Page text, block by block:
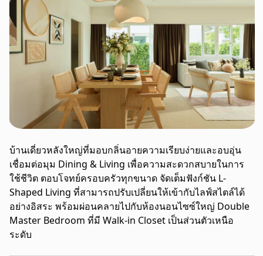
บ้านเดี่ยวหลังใหญ่ที่มอบกลิ่นอายความเรียบง่ายและอบอุ่น
เชื่อมต่อมุม Dining & Living เพื่อความสะดวกสบายในการ
ใช้ชีวิต ตอบโจทย์ครอบครัวทุกขนาด จัดเต็มฟังก์ชัน L-
Shaped Living ที่สามารถปรับเปลี่ยนให้เข้ากับไลฟ์สไตล์ได้
อย่างอิสระ พร้อมผ่อนคลายไปกับห้องนอนไซซ์ใหญ่ Double
Master Bedroom ที่มี Walk-in Closet เป็นส่วนตัวเหนือ
ระดับ